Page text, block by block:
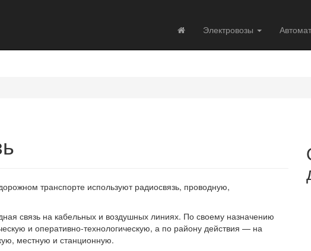
Электровозы
транспорте используют радиосвязь, проводную,
связь на кабельных и воздушных линиях. По своему назначению
и оперативно-технологическую, а по району действия — на
местную и станционную.